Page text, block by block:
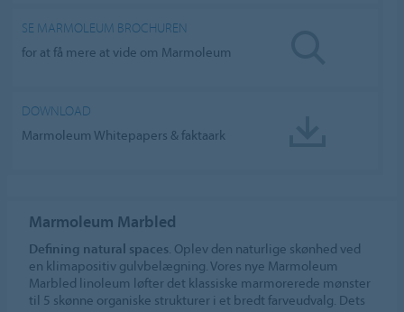
SE MARMOLEUM BROCHUREN
for at få mere at vide om Marmoleum
DOWNLOAD
Marmoleum Whitepapers & faktaark
Marmoleum Marbled
Defining natural spaces . Oplev den naturlige skønhed ved
en klimapositiv gulvbelægning. Vores nye Marmoleum
Marbled linoleum løfter det klassiske marmorerede mønster
til 5 skønne organiske strukturer i et bredt farveudvalg. Dets